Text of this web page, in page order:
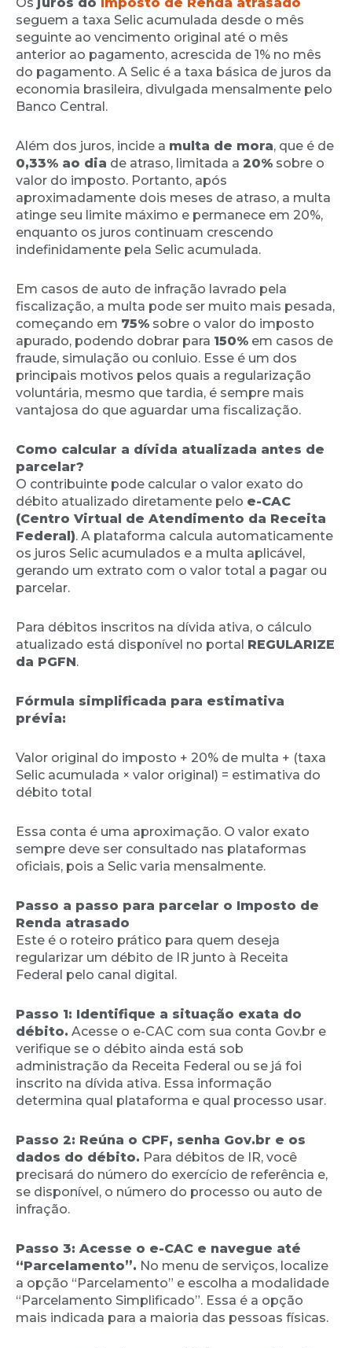
seguem a taxa Selic acumulada desde o mês
seguinte ao vencimento original até o mês
anterior ao pagamento, acrescida de 1% no mês
do pagamento. A Selic é a taxa básica de juros da
economia brasileira, divulgada mensalmente pelo
Banco Central.
Além dos juros, incide a multa de mora, que é de
0,33% ao dia de atraso, limitada a 20% sobre o
valor do imposto. Portanto, após
aproximadamente dois meses de atraso, a multa
atinge seu limite máximo e permanece em 20%,
enquanto os juros continuam crescendo
indefinidamente pela Selic acumulada.
Em casos de auto de infração lavrado pela
fiscalização, a multa pode ser muito mais pesada,
começando em 75% sobre o valor do imposto
apurado, podendo dobrar para 150% em casos de
fraude, simulação ou conluio. Esse é um dos
principais motivos pelos quais a regularização
voluntária, mesmo que tardia, é sempre mais
vantajosa do que aguardar uma fiscalização.
Como calcular a dívida atualizada antes de
parcelar?
O contribuinte pode calcular o valor exato do
débito atualizado diretamente pelo e-CAC
(Centro Virtual de Atendimento da Receita
Federal). A plataforma calcula automaticamente
os juros Selic acumulados e a multa aplicável,
gerando um extrato com o valor total a pagar ou
parcelar.
Para débitos inscritos na dívida ativa, o cálculo
atualizado está disponível no portal REGULARIZE
da PGFN.
Fórmula simplificada para estimativa
prévia:
Valor original do imposto + 20% de multa + (taxa
Selic acumulada × valor original) = estimativa do
débito total
Essa conta é uma aproximação. O valor exato
sempre deve ser consultado nas plataformas
oficiais, pois a Selic varia mensalmente.
Passo a passo para parcelar o Imposto de
Renda atrasado
Este é o roteiro prático para quem deseja
regularizar um débito de IR junto à Receita
Federal pelo canal digital.
Passo 1: Identifique a situação exata do
débito. Acesse o e-CAC com sua conta Gov.br e
verifique se o débito ainda está sob
administração da Receita Federal ou se já foi
inscrito na dívida ativa. Essa informação
determina qual plataforma e qual processo usar.
Passo 2: Reúna o CPF, senha Gov.br e os
dados do débito. Para débitos de IR, você
precisará do número do exercício de referência e,
se disponível, o número do processo ou auto de
infração.
Passo 3: Acesse o e-CAC e navegue até
“Parcelamento”. No menu de serviços, localize
a opção “Parcelamento” e escolha a modalidade
“Parcelamento Simplificado”. Essa é a opção
mais indicada para a maioria das pessoas físicas.